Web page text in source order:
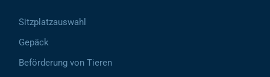
Sitzplatzauswahl
Gepäck
Beförderung von Tieren